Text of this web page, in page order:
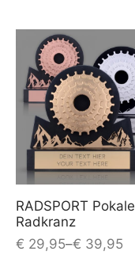
RADSPORT Pokale
Radkranz
€ 29,95–€ 39,95